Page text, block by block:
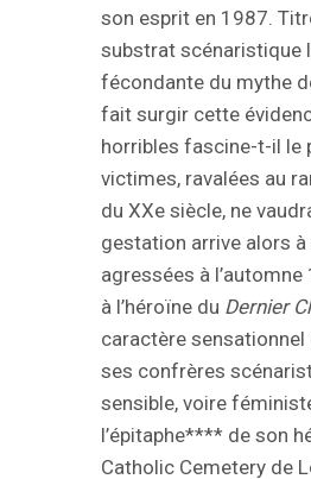
son esprit en 1987.
substrat scénaristique
fécondante du mythe
fait surgir cette
horribles fascine-t-il le
victimes, ravalées au
du XXe siècle, ne
gestation arrive alors
agressées à
à l’héroïne du Dernier
caractère
ses confrères
sensible, voire
l’épitaphe**** de son
Catholic Cemetery de